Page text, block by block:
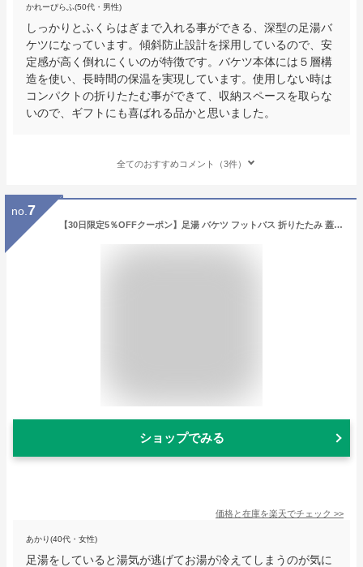
かれーぴらふ(50代・男性)
しっかりとふくらはぎまで入れる事ができる、深型の足湯バ
ケツになっています。傾斜防止設計を採用しているので、安
定感が高く倒れにくいのが特徴です。バケツ本体には５層構
造を使い、長時間の保温を実現しています。使用しない時は
コンパクトの折りたたむ事ができて、収納スペースを取らな
いので、ギフトにも喜ばれる品かと思いました。
全てのおすすめコメント（3件）
no. 7
【30日限定5％OFFクーポン】足湯 バケツ フットバス 折りたたみ 蓋付き 足湯器 簡易 ふくらはぎ 大容量 洗濯 携帯便利 コンパクト収納 折りたたみ 持ち運び 倒れにくい 足湯タイム 保温 手揚げ 疲労軽減 軽量 釣り 掃除 アウトドア キャンプ 出張 旅行 防災 公園 入院
ショップでみる
価格と在庫を楽天でチェック >>
あかり(40代・女性)
足湯をしていると湯気が逃げてお湯が冷えてしまうのが気に